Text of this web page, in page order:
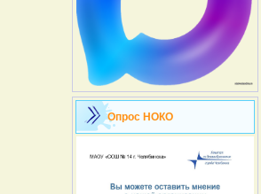
Опрос НОКО